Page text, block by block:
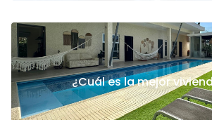
¿Cuál es la mejor